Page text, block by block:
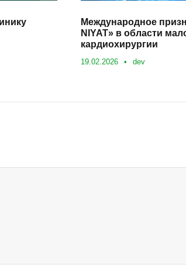
Международное
NIYAT» в области
кардиохирургии
19.02.2026 • dev